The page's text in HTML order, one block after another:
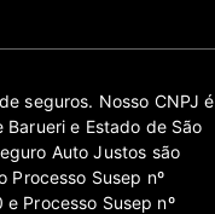
seguros. Nosso CNPJ é
e Estado de São
Auto Justos são
Processo Susep nº
Processo Susep nº